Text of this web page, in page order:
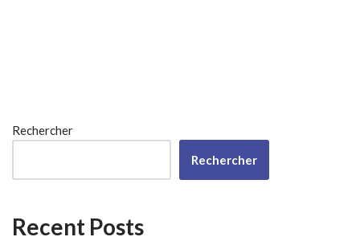
Rechercher
Rechercher
Recent Posts